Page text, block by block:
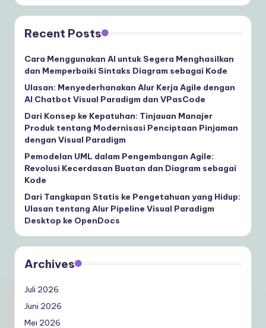
Recent Posts
Cara Menggunakan AI untuk Segera Menghasilkan
dan Memperbaiki Sintaks Diagram sebagai Kode
Ulasan: Menyederhanakan Alur Kerja Agile dengan
AI Chatbot Visual Paradigm dan VPasCode
Dari Konsep ke Kepatuhan: Tinjauan Manajer
Produk tentang Modernisasi Penciptaan Pinjaman
dengan Visual Paradigm
Pemodelan UML dalam Pengembangan Agile:
Revolusi Kecerdasan Buatan dan Diagram sebagai
Kode
Dari Tangkapan Statis ke Pengetahuan yang Hidup:
Ulasan tentang Alur Pipeline Visual Paradigm
Desktop ke OpenDocs
Archives
Juli 2026
Juni 2026
Mei 2026